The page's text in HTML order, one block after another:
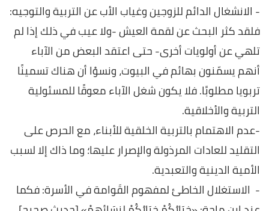
- الانشغال الدائم للزوجين وغياب الأب عن التربية والتوجيه:
فلقد كثر البحث عن لقمة العيش -ولا عيب في ذلك إذا لم
تلهي عن أولويات أخرى- حتى اعتقد البعض من الآباء
أنهم يسمّنون بهائم في البيوت، ونسوْا أن هناك تسمينًا
تربويا مطلوبًا. فلا يكون شغل الآباء معوقًا للمسئولية
التربية والأخلاقية.
-عدم الاهتمام بالتربية الخلقية للأبناء، مع الحرص على
التقليد للعادات المرذولة والإصرار عليها؛ وما ذاك إلا لسبب
الأمية الدينية والتعبدية.
- الاستغلال الخاطئ لمفهوم القَوامة في الأسرة: فكما